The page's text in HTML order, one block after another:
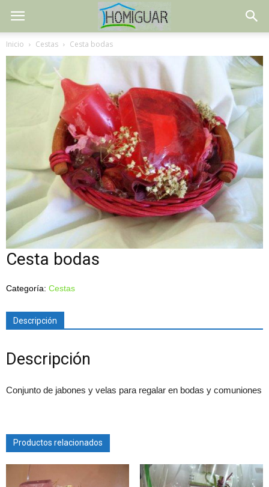
Inicio Cestas Cesta bodas
Cesta bodas
Categoría: Cestas
Descripción
Descripción
Conjunto de jabones y velas para regalar en bodas y comuniones
Productos relacionados